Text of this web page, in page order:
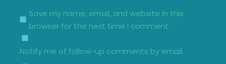
Save my name, email, and website in this
browser for the next time I comment.
Notify me of follow-up comments by email.